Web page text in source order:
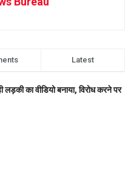
Latest
लड़की का वीडियो बनाया, विरोध करने पर